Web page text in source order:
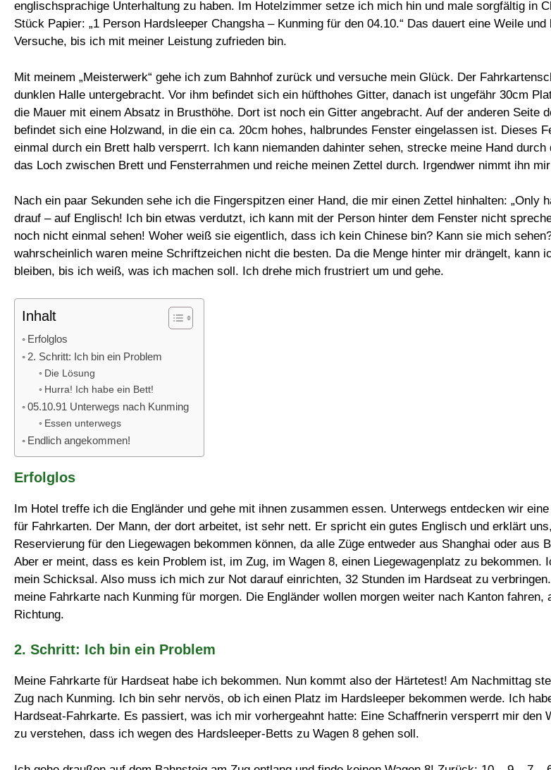
englischsprachige Unterhaltung zu haben. Im Hotelzimmer setze ich mich hin und male sorgfältig in
Stück Papier: „1 Person Hardsleeper Changsha – Kunming für den 04.10.“ Das dauert eine Weile
Versuche, bis ich mit meiner Leistung zufrieden bin.
Mit meinem „Meisterwerk“ gehe ich zum Bahnhof zurück und versuche mein Glück. Der
dunklen Halle untergebracht. Vor ihm befindet sich ein hüfthohes Gitter, danach ist ungefähr 30cm
die Mauer mit einem Absatz in Brusthöhe. Dort ist noch ein Gitter angebracht. Auf der anderen Seite
befindet sich eine Holzwand, in die ein ca. 20cm hohes, halbrundes Fenster eingelassen ist. Dieses
einmal durch ein Brett halb versperrt. Ich kann niemanden dahinter sehen, strecke meine Hand durch
das Loch zwischen Brett und Fensterrahmen und reiche meinen Zettel durch. Irgendwer nimmt ihn
Nach ein paar Sekunden sehe ich die Fingerspitzen einer Hand, die mir einen Zettel hinhalten: „Only
drauf – auf Englisch! Ich bin etwas verdutzt, ich kann mit der Person hinter dem Fenster nicht
noch nicht einmal sehen! Woher weiß sie eigentlich, dass ich kein Chinese bin? Kann sie mich
wahrscheinlich waren meine Schriftzeichen nicht die besten. Da die Menge hinter mir drängelt, kann
bleiben, bis ich weiß, was ich machen soll. Ich drehe mich frustriert um und gehe.
Inhalt
Erfolglos
2. Schritt: Ich bin ein Problem
Die Lösung
Hurra! Ich habe ein Bett!
05.10.91 Unterwegs nach Kunming
Essen unterwegs
Endlich angekommen!
Erfolglos
Im Hotel treffe ich die Engländer und gehe mit ihnen zusammen essen. Unterwegs entdecken wir
für Fahrkarten. Der Mann, der dort arbeitet, ist sehr nett. Er spricht ein gutes Englisch und erklärt
Reservierung für den Liegewagen bekommen können, da alle Züge entweder aus Shanghai oder aus
Aber er meint, dass es kein Problem ist, im Zug, im Wagen 8, einen Liegewagenplatz zu bekommen.
mein Schicksal. Also muss ich mich zur Not darauf einrichten, 32 Stunden im Hardseat zu
meine Fahrkarte nach Kunming für morgen. Die Engländer wollen morgen weiter nach Kanton fahren,
Richtung.
2. Schritt: Ich bin ein Problem
Meine Fahrkarte für Hardseat habe ich bekommen. Nun kommt also der Härtetest! Am Nachmittag
Zug nach Kunming. Ich bin sehr nervös, ob ich einen Platz im Hardsleeper bekommen werde. Ich
Hardseat-Fahrkarte. Es passiert, was ich mir vorhergeahnt hatte: Eine Schaffnerin versperrt mir den
zu verstehen, dass ich wegen des Hardsleeper-Betts zu Wagen 8 gehen soll.